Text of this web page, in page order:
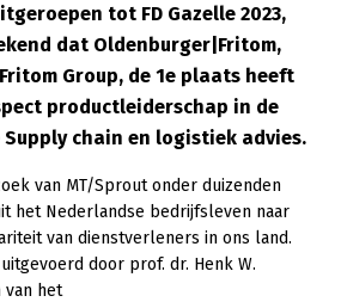
tot FD Gazelle 2023,
dat Oldenburger|Fritom,
Group, de 1e plaats heeft
productleiderschap in de
chain en logistiek advies.
van MT/Sprout onder duizenden
het Nederlandse bedrijfsleven naar
van dienstverleners in ons land.
door prof. dr. Henk W.
van het